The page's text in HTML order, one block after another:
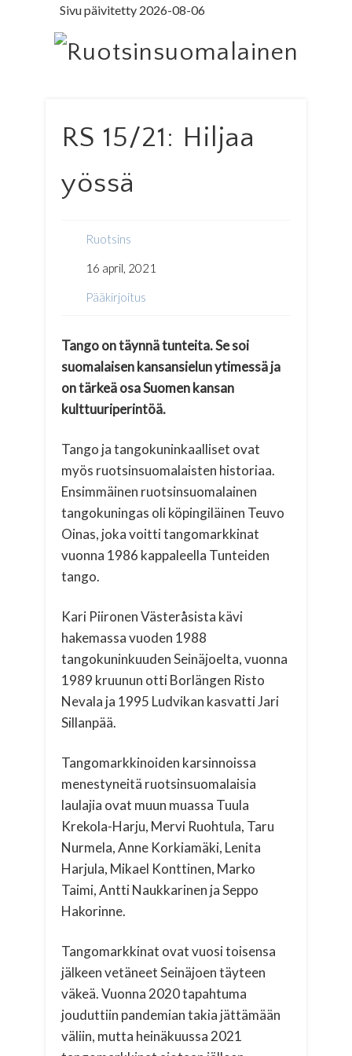
Sivu päivitetty 2026-08-06
ETUSIVU
PÄÄKIRJOITUS
MINNE MENNÄ
ILMOITUSOSASTO
LEHTITILAUS
NETTILEHTI
LEDARE PÅ SVENSKA
YHTEYSTIEDOT
RS 15/21: Hiljaa
yössä
Ruotsins
16 april, 2021
Pääkirjoitus
Tango on täynnä tunteita. Se soi
suomalaisen kansansielun ytimessä ja
on tärkeä osa Suomen kansan
kulttuuriperintöä.
Tango ja tangokuninkaalliset ovat
myös ruotsinsuomalaisten historiaa.
Ensimmäinen ruotsinsuomalainen
tangokuningas oli köpingiläinen Teuvo
Oinas, joka voitti tangomarkkinat
vuonna 1986 kappaleella Tunteiden
tango.
Kari Piironen Västeråsista kävi
hakemassa vuoden 1988
tangokuninkuuden Seinäjoelta, vuonna
1989 kruunun otti Borlängen Risto
Nevala ja 1995 Ludvikan kasvatti Jari
Sillanpää.
Tangomarkkinoiden karsinnoissa
menestyneitä ruotsinsuomalaisia
laulajia ovat muun muassa Tuula
Krekola-Harju, Mervi Ruohtula, Taru
Nurmela, Anne Korkiamäki, Lenita
Harjula, Mikael Konttinen, Marko
Taimi, Antti Naukkarinen ja Seppo
Hakorinne.
Tangomarkkinat ovat vuosi toisensa
jälkeen vetäneet Seinäjoen täyteen
väkeä. Vuonna 2020 tapahtuma
jouduttiin pandemian takia jättämään
väliin, mutta heinäkuussa 2021